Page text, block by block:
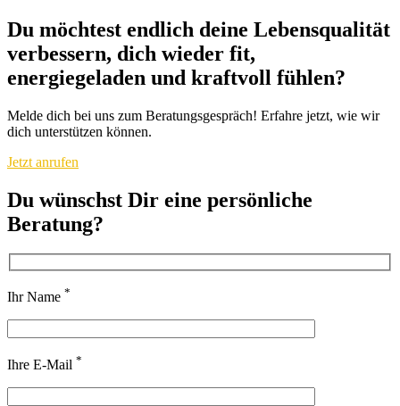
Du möchtest endlich deine Lebensqualität
verbessern, dich wieder fit,
energiegeladen und kraftvoll fühlen?
Melde dich bei uns zum Beratungsgespräch! Erfahre jetzt, wie wir
dich unterstützen können.
Jetzt anrufen
Du wünschst Dir eine persönliche
Beratung?​
Ihr Name *
Ihre E-Mail *